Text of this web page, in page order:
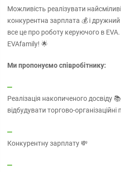
Можливість реалізувати
конкурентна зарплата 💰 і
все це про роботу керуючого в
EVAfamily! 🌟
Ми пропонуємо співробітнику:
Реалізація накопиченого досвіду
відбудувати торгово-
Конкурентну зарплату 💸